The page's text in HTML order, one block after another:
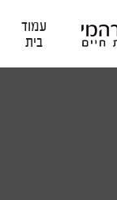
עמוד
בית